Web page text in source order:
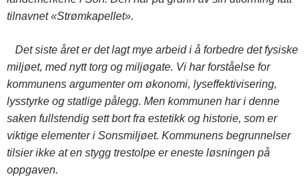
tilnavnet «Strømkapellet».
Det siste året er det lagt mye arbeid i å forbedre det fysiske
miljøet, med nytt torg og miljøgate. Vi har forståelse for
kommunens argumenter om økonomi, lyseffektivisering,
lysstyrke og statlige pålegg. Men kommunen har i denne
saken fullstendig sett bort fra estetikk og historie, som er
viktige elementer i Sonsmiljøet. Kommunens begrunnelser
tilsier ikke at en stygg trestolpe er eneste løsningen på
oppgaven.